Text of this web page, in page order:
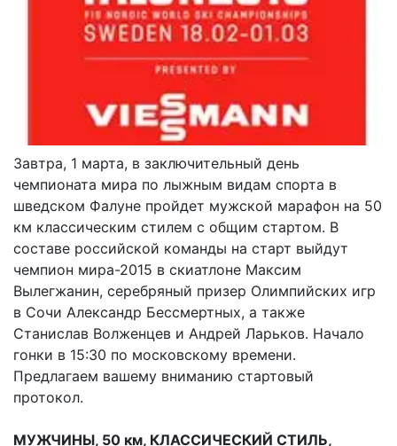
Завтра, 1 марта, в заключительный день
чемпионата мира по лыжным видам спорта в
шведском Фалуне пройдет мужской марафон на 50
км классическим стилем с общим стартом. В
составе российской команды на старт выйдут
чемпион мира-2015 в скиатлоне Максим
Вылегжанин, серебряный призер Олимпийских игр
в Сочи Александр Бессмертных, а также
Станислав Волженцев и Андрей Ларьков. Начало
гонки в 15:30 по московскому времени.
Предлагаем вашему вниманию стартовый
протокол.
МУЖЧИНЫ, 50 км, КЛАССИЧЕСКИЙ СТИЛЬ,